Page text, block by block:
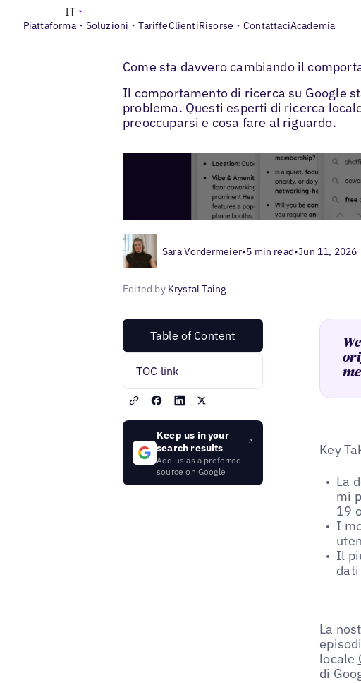
Piattaforma Soluzioni TariffeClientiRisorse ContattaciAcademia
IT
Blogs> SEO locale>
Come sta davvero cambiando il
Il comportamento di ricerca su Google
problema. Questi esperti di ricerca
preoccuparsi e cosa fare al riguardo.
Sara Vordermeier•5 min read•Jun 11, 2026
Edited by Krystal Taing
Table of Content
TOC link
Keep us in your
search results
Add us as a preferred
source on Google
Key
La
mi
19
I
Il
La
locale
di